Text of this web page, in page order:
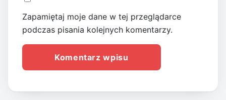
Zapamiętaj moje dane w tej przeglądarce
podczas pisania kolejnych komentarzy.